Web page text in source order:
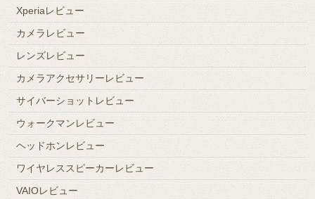
Xperiaレビュー
カメラレビュー
レンズレビュー
カメラアクセサリーレビュー
サイバーショットレビュー
ウォークマンレビュー
ヘッドホンレビュー
ワイヤレススピーカーレビュー
VAIOレビュー